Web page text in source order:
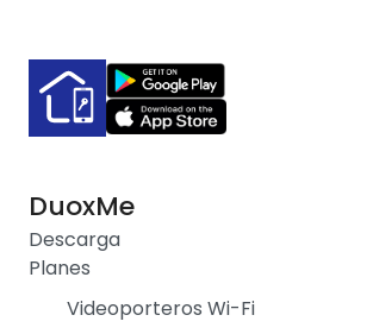
DuoxMe
Descarga
Planes
Videoporteros Wi-Fi